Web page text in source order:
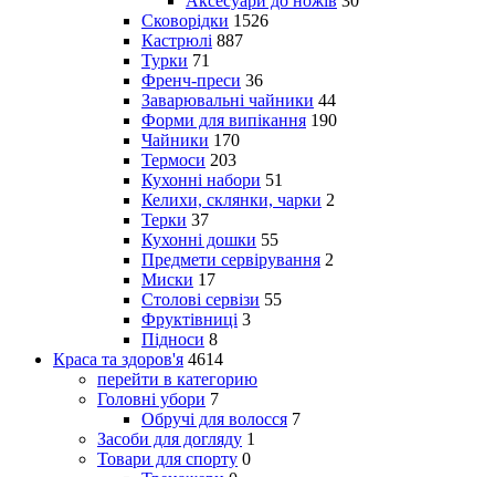
Сковорідки 1526
Кастрюлі 887
Турки 71
Френч-преси 36
Заварювальні чайники 44
Форми для випікання 190
Чайники 170
Термоси 203
Кухонні набори 51
Келихи, склянки, чарки 2
Терки 37
Кухонні дошки 55
Предмети сервірування 2
Миски 17
Столові сервізи 55
Фруктівниці 3
Підноси 8
Краса та здоров'я 4614
перейти в категорию
Головні убори 7
Обручі для волосся 7
Засоби для догляду 1
Товари для спорту 0